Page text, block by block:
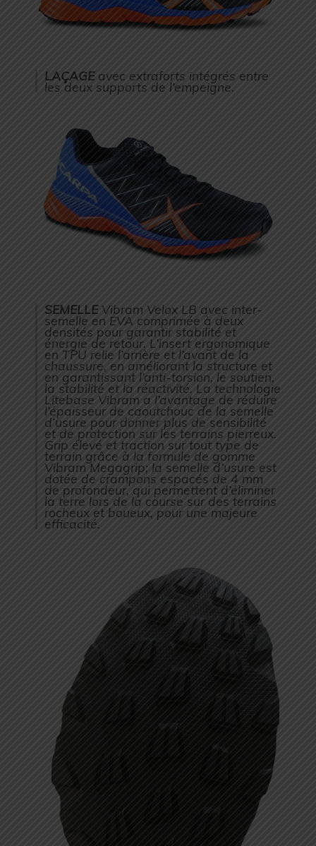
LAÇAGE avec extraforts intégrés entre
les deux supports de l’empeigne.
SEMELLE Vibram Velox LB avec inter-
semelle en EVA comprimée à deux
densités pour garantir stabilité et
énergie de retour. L’insert ergonomique
en TPU relie l’arrière et l’avant de la
chaussure, en améliorant la structure et
en garantissant l’anti-torsion, le soutien,
la stabilité et la réactivité. La technologie
Litebase Vibram a l’avantage de réduire
l’épaisseur de caoutchouc de la semelle
d’usure pour donner plus de sensibilité
et de protection sur les terrains pierreux.
Grip élevé et traction sur tout type de
terrain grâce à la formule de gomme
Vibram Megagrip; la semelle d’usure est
dotée de crampons espacés de 4 mm
de profondeur, qui permettent d’éliminer
la terre lors de la course sur des terrains
rocheux et boueux, pour une majeure
efficacité.